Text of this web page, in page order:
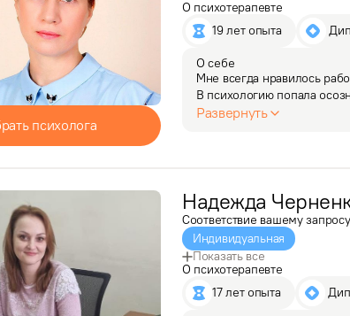
психолога
О психотерапевте
19 лет опыта
О себе
Мне всегда нравилось
В психологию попала
со сложными моментами.
Развернуть
Надежда
Соответствие вашему запросу
Индивидуальная
Показать все
О психотерапевте
17 лет опыта